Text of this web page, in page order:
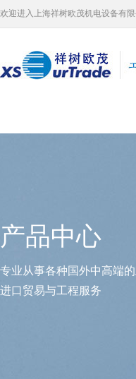
欢迎进入上海祥树欧茂机电设备有限
产品中心
专业从事各种国外中高端
进口贸易与工程服务